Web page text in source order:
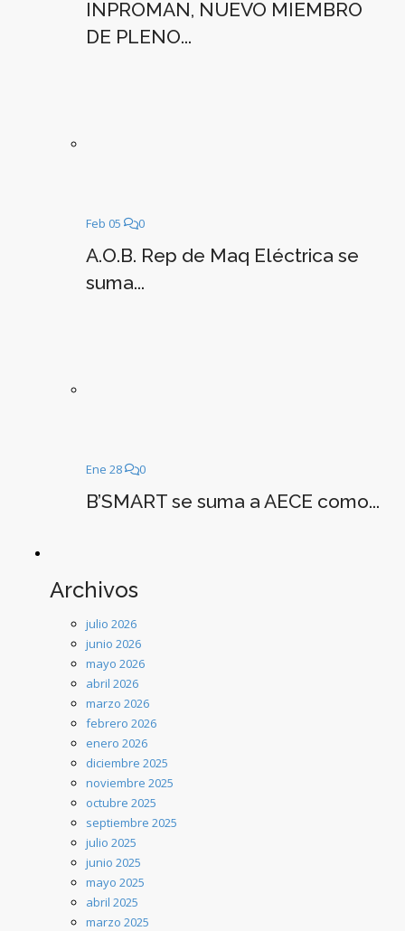
INPROMAN, NUEVO MIEMBRO
DE PLENO...
Feb 05 0
A.O.B. Rep de Maq Eléctrica se
suma...
Ene 28 0
B’SMART se suma a AECE como...
Archivos
julio 2026
junio 2026
mayo 2026
abril 2026
marzo 2026
febrero 2026
enero 2026
diciembre 2025
noviembre 2025
octubre 2025
septiembre 2025
julio 2025
junio 2025
mayo 2025
abril 2025
marzo 2025